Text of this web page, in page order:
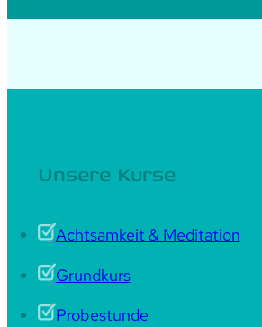
Unsere Kurse
Achtsamkeit & Meditation
Grundkurs
Probestunde